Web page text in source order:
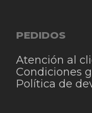
PEDIDOS
Atención al
Condiciones
Política de